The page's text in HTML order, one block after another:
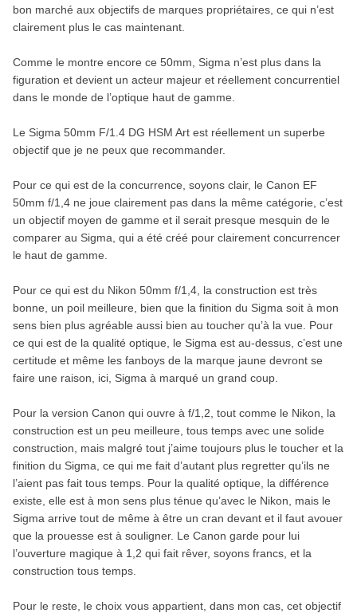
bon marché aux objectifs de marques propriétaires, ce qui n’est
clairement plus le cas maintenant.
Comme le montre encore ce 50mm, Sigma n’est plus dans la
figuration et devient un acteur majeur et réellement concurrentiel
dans le monde de l’optique haut de gamme.
Le Sigma 50mm F/1.4 DG HSM Art est réellement un superbe
objectif que je ne peux que recommander.
Pour ce qui est de la concurrence, soyons clair, le Canon EF
50mm f/1,4 ne joue clairement pas dans la même catégorie, c’est
un objectif moyen de gamme et il serait presque mesquin de le
comparer au Sigma, qui a été créé pour clairement concurrencer
le haut de gamme.
Pour ce qui est du Nikon 50mm f/1,4, la construction est très
bonne, un poil meilleure, bien que la finition du Sigma soit à mon
sens bien plus agréable aussi bien au toucher qu’à la vue. Pour
ce qui est de la qualité optique, le Sigma est au-dessus, c’est une
certitude et même les fanboys de la marque jaune devront se
faire une raison, ici, Sigma à marqué un grand coup.
Pour la version Canon qui ouvre à f/1,2, tout comme le Nikon, la
construction est un peu meilleure, tous temps avec une solide
construction, mais malgré tout j’aime toujours plus le toucher et la
finition du Sigma, ce qui me fait d’autant plus regretter qu’ils ne
l’aient pas fait tous temps. Pour la qualité optique, la différence
existe, elle est à mon sens plus ténue qu’avec le Nikon, mais le
Sigma arrive tout de même à être un cran devant et il faut avouer
que la prouesse est à souligner. Le Canon garde pour lui
l’ouverture magique à 1,2 qui fait rêver, soyons francs, et la
construction tous temps.
Pour le reste, le choix vous appartient, dans mon cas, cet objectif